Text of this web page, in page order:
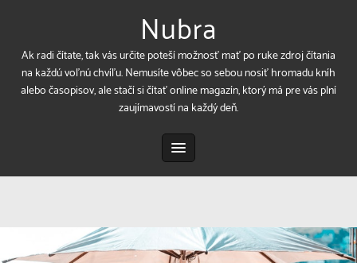
Nubra
Ak radi čítate, tak vás určite poteší možnosť mať po ruke zdroj čítania
na každú voľnú chvíľu. Nemusíte vôbec so sebou nosiť hromadu kníh
alebo časopisov, ale stačí si čítať online magazín, ktorý má pre vás plní
zaujímavostí na každý deň.